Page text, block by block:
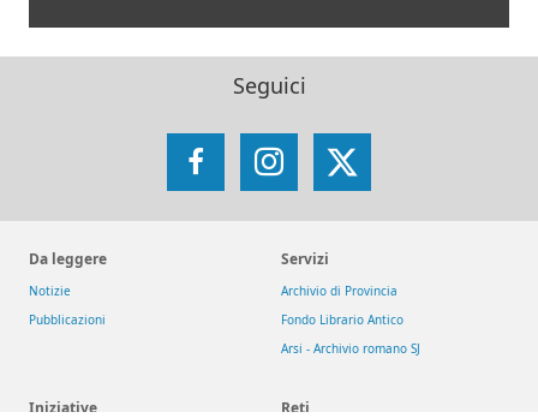
Seguici
FacebookInstagram
X
Da leggere
Notizie
Pubblicazioni
Servizi
Archivio di Provincia
Fondo Librario Antico
Arsi - Archivio romano SJ
Iniziative Reti